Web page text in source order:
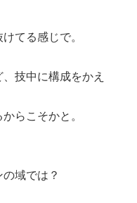
ロ
ト
画
てる感じで。
技中に構成をかえ
らこそかと。
域では？